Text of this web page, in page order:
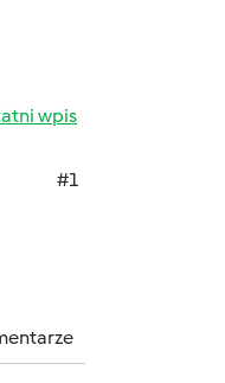
wpis
#1